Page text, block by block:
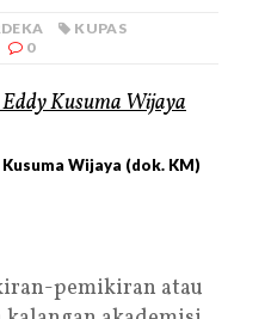
KUPAS
0
Wijaya (dok. KM)
pemikiran atau